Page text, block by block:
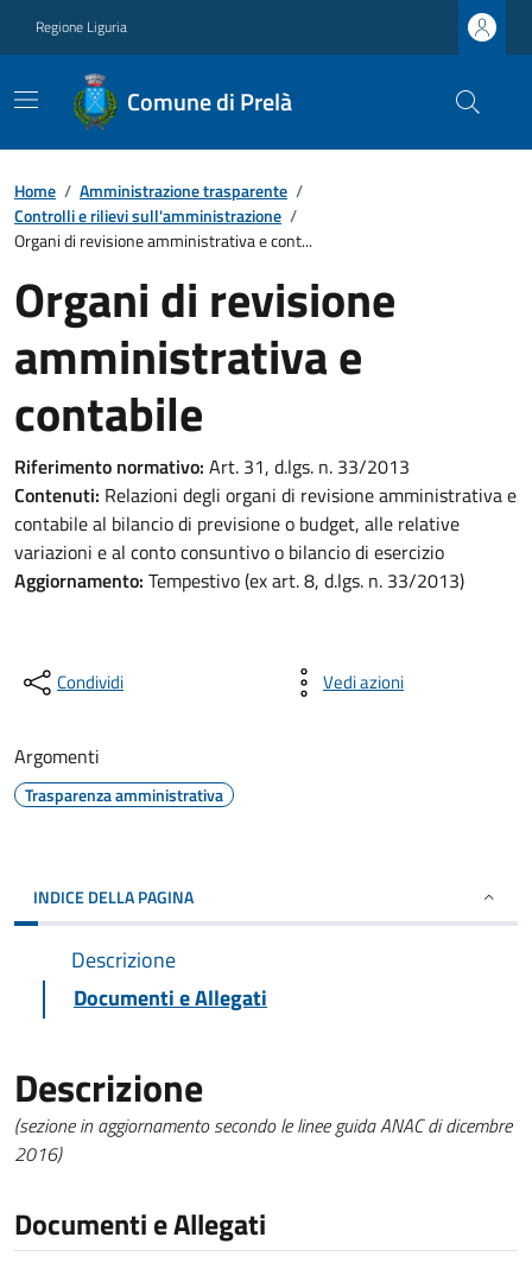
Regione Liguria
Comune di Prelà
Home / Amministrazione trasparente /
Controlli e rilievi sull'amministrazione /
Organi di revisione amministrativa e cont...
Organi di revisione
amministrativa e
contabile
Riferimento normativo: Art. 31, d.lgs. n. 33/2013
Contenuti: Relazioni degli organi di revisione amministrativa e
contabile al bilancio di previsione o budget, alle relative
variazioni e al conto consuntivo o bilancio di esercizio
Aggiornamento: Tempestivo (ex art. 8, d.lgs. n. 33/2013)
Condividi Vedi azioni
Argomenti
Trasparenza amministrativa
INDICE DELLA PAGINA
Descrizione
Documenti e Allegati
Descrizione
(sezione in aggiornamento secondo le linee guida ANAC di dicembre
2016)
Documenti e Allegati